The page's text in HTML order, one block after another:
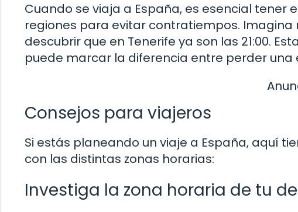
Cuando se viaja a España, es esencial tener
regiones para evitar contratiempos. Imagina
descubrir que en Tenerife ya son las 21:00.
puede marcar la diferencia entre perder
Consejos para viajeros
Si estás planeando un viaje a España, aquí
con las distintas zonas horarias:
Investiga la zona horaria de tu